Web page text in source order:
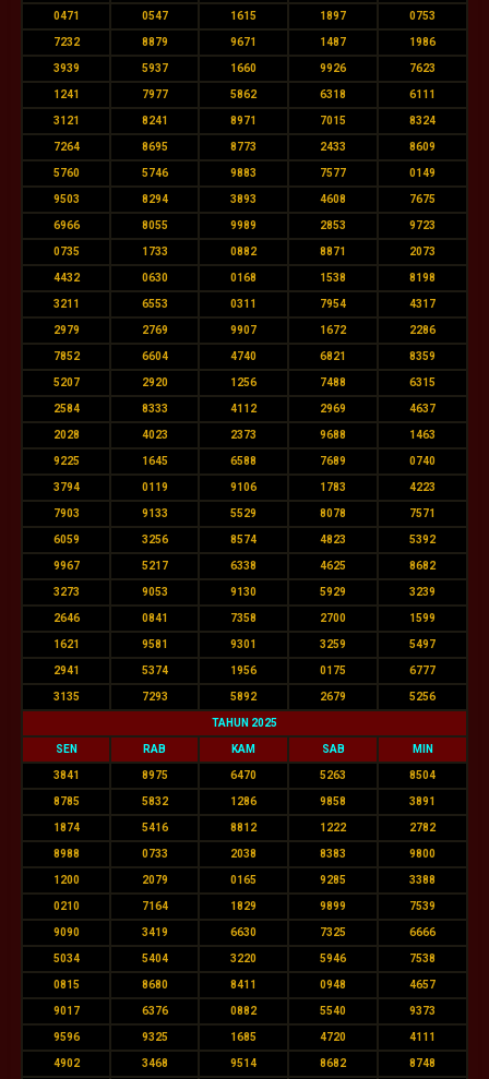
0471 0547 1615 1897 0753
7232 8879 9671 1487 1986
3939 5937 1660 9926 7623
1241 7977 5862 6318 6111
3121 8241 8971 7015 8324
7264 8695 8773 2433 8609
5760 5746 9883 7577 0149
9503 8294 3893 4608 7675
6966 8055 9989 2853 9723
0735 1733 0882 8871 2073
4432 0630 0168 1538 8198
3211 6553 0311 7954 4317
2979 2769 9907 1672 2286
7852 6604 4740 6821 8359
5207 2920 1256 7488 6315
2584 8333 4112 2969 4637
2028 4023 2373 9688 1463
9225 1645 6588 7689 0740
3794 0119 9106 1783 4223
7903 9133 5529 8078 7571
6059 3256 8574 4823 5392
9967 5217 6338 4625 8682
3273 9053 9130 5929 3239
2646 0841 7358 2700 1599
1621 9581 9301 3259 5497
2941 5374 1956 0175 6777
3135 7293 5892 2679 5256
TAHUN 2025
SEN RAB KAM SAB MIN
3841 8975 6470 5263 8504
8785 5832 1286 9858 3891
1874 5416 8812 1222 2782
8988 0733 2038 8383 9800
1200 2079 0165 9285 3388
0210 7164 1829 9899 7539
9090 3419 6630 7325 6666
5034 5404 3220 5946 7538
0815 8680 8411 0948 4657
9017 6376 0882 5540 9373
9596 9325 1685 4720 4111
4902 3468 9514 8682 8748